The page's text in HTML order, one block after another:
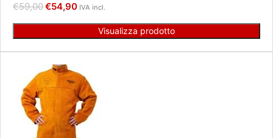
€59,00€54,90 IVA incl.
Visualizza prodotto